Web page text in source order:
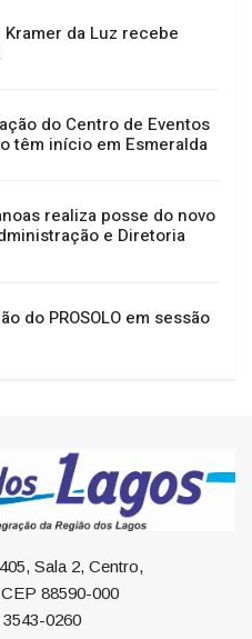
da Luz recebe
do Centro de Eventos
têm início em Esmeralda
realiza posse do novo
e Diretoria
do PROSOLO em sessão
Sala 2, Centro,
88590-000
0260